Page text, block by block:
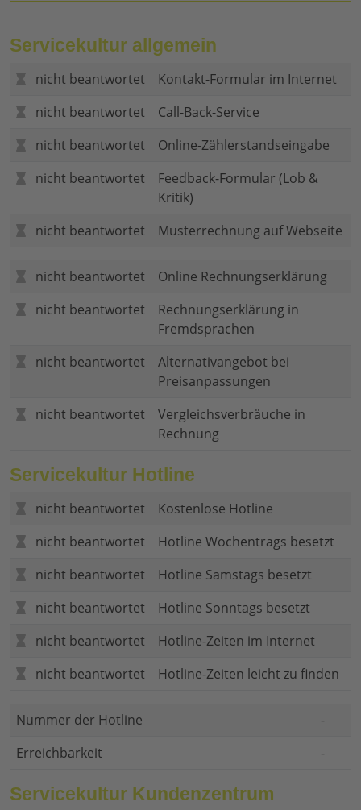
Servicekultur allgemein
nicht beantwortet
Kontakt-Formular im Internet
nicht beantwortet
Call-Back-Service
nicht beantwortet
Online-Zählerstandseingabe
nicht beantwortet
Feedback-Formular (Lob &
Kritik)
nicht beantwortet
Musterrechnung auf Webseite
nicht beantwortet
Online Rechnungserklärung
nicht beantwortet
Rechnungserklärung in
Fremdsprachen
nicht beantwortet
Alternativangebot bei
Preisanpassungen
nicht beantwortet
Vergleichsverbräuche in
Rechnung
Servicekultur Hotline
nicht beantwortet
Kostenlose Hotline
nicht beantwortet
Hotline Wochentrags besetzt
nicht beantwortet
Hotline Samstags besetzt
nicht beantwortet
Hotline Sonntags besetzt
nicht beantwortet
Hotline-Zeiten im Internet
nicht beantwortet
Hotline-Zeiten leicht zu finden
Nummer der Hotline
-
Erreichbarkeit
-
Servicekultur Kundenzentrum